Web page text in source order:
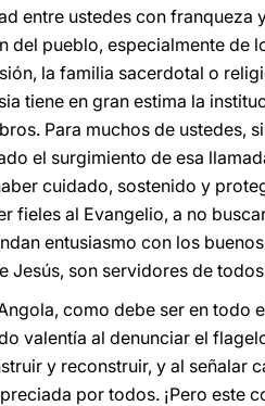
entre ustedes con
del pueblo, especialmente de
la familia sacerdotal o
tiene en gran estima la
Para muchos de ustedes,
el surgimiento de esa
cuidado, sostenido y
fieles al Evangelio, a no
entusiasmo con los
Jesús, son servidores de
como debe ser en todo
valentía al denunciar el
y reconstruir, y al
por todos. ¡Pero este